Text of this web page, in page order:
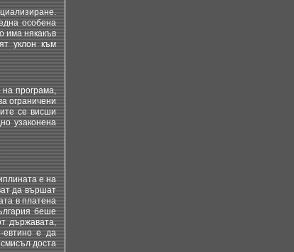
особена
има някакъв
уклон към
програма,
ограничени
се висши
узаконена
е на
да вършат
в платена
беше
държавата,
евтино е да
доста